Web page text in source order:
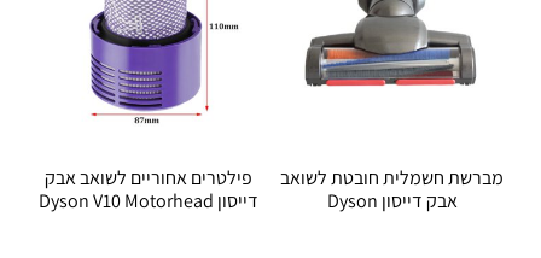
מברשת חשמלית חובטת לשואב
אבק דייסון Dyson
פילטרים אחוריים לשואב אבק
דייסון Dyson V10 Motorhead